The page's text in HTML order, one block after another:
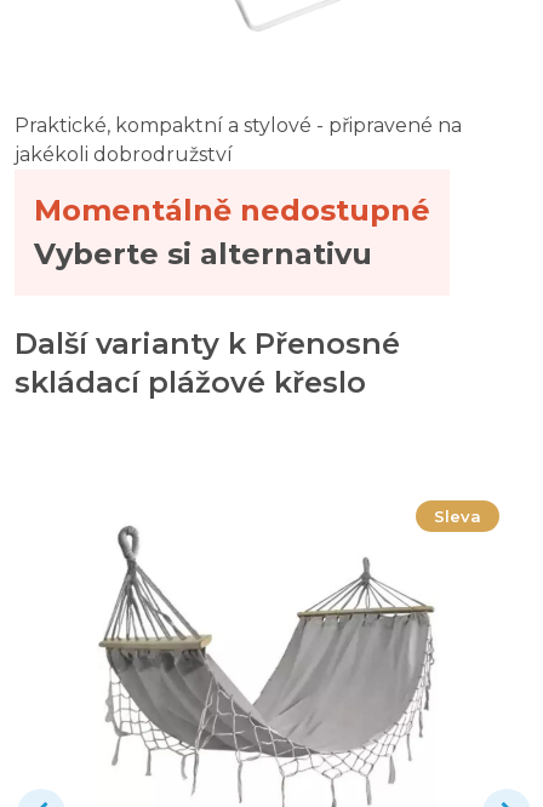
Praktické, kompaktní a stylové - připravené na
jakékoli dobrodružství
Momentálně nedostupné
Vyberte si alternativu
Další varianty k Přenosné
skládací plážové křeslo
Sleva